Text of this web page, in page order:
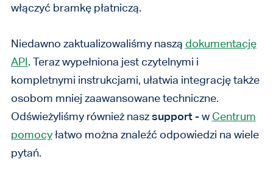
włączyć bramkę płatniczą.
Niedawno zaktualizowaliśmy naszą dokumentację
API. Teraz wypełniona jest czytelnymi i
kompletnymi instrukcjami, ułatwia integrację także
osobom mniej zaawansowane techniczne.
Odświeżyliśmy również naszsupport- w Centrum
pomocyłatwo można znaleźć odpowiedzi na wiele
pytań.